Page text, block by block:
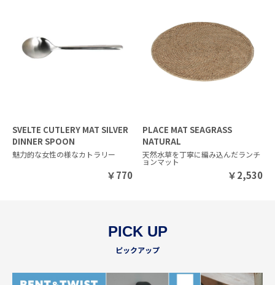
SVELTE CUTLERY MAT SILVER
DINNER SPOON
魅力的な女性の様なカトラリー
￥770
PLACE MAT SEAGRASS
NATURAL
天然水草を丁寧に編み込んだランチ
ョンマット
￥2,530
PICK UP
ピックアップ